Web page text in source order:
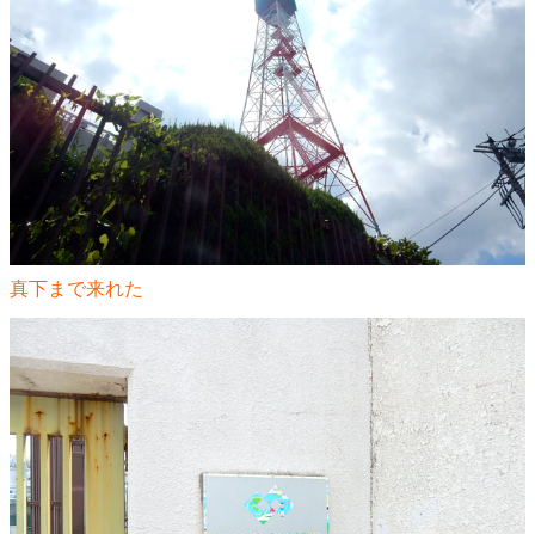
真下まで来れた